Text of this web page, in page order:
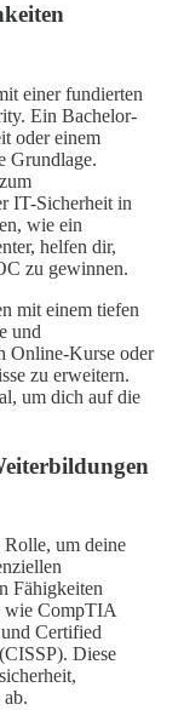
einer fundierten
Ein Bachelor-
oder einem
Grundlage.
IT-Sicherheit in
wie ein
helfen dir,
zu gewinnen.
mit einem tiefen
und
Online-Kurse oder
zu erweitern.
um dich auf die
Rolle, um deine
Fähigkeiten
wie CompTIA
Certified
Diese